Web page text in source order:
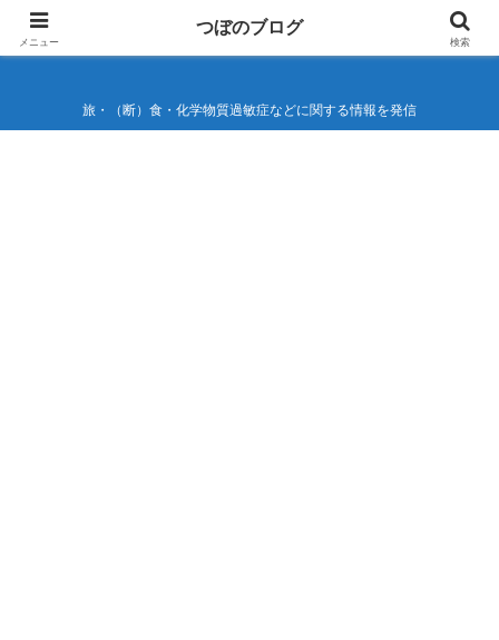
つぼのブログ
旅・（断）食・化学物質過敏症などに関する情報を発信
メニュー
つぼのブログ
検索